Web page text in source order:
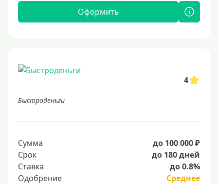
Оформить
4
Быстроденьги
Сумма
до 100 000 ₽
Срок
до 180 дней
Ставка
до 0.8%
Одобрение
Среднее